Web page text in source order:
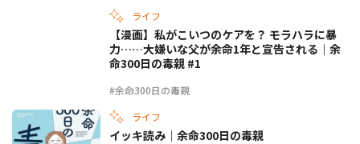
ライフ
#余命300日の毒親
【漫画】私がこいつのケアを？ モラハラに暴
力……大嫌いな父が余命1年と宣告される｜余
命300日の毒親 #1
ライフ
イッキ読み｜余命300日の毒親